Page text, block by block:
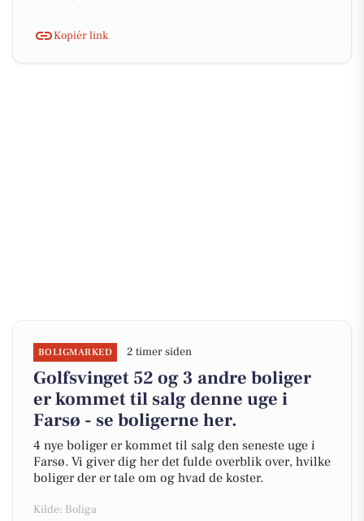
Kopiér link
BOLIGMARKED 2 timer siden
Golfsvinget 52 og 3 andre boliger
er kommet til salg denne uge i
Farsø - se boligerne her.
4 nye boliger er kommet til salg den seneste uge i
Farsø. Vi giver dig her det fulde overblik over, hvilke
boliger der er tale om og hvad de koster.
Kilde: Boliga